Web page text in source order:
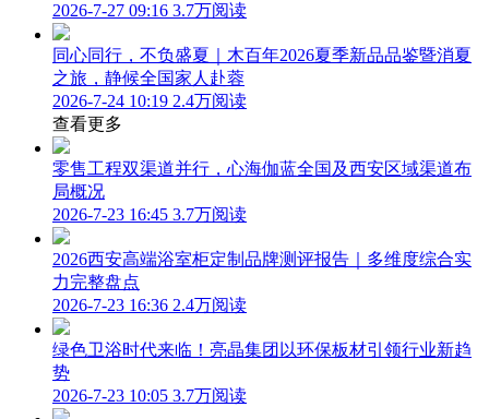
2026-7-27 09:16 3.7万阅读
同心同行，不负盛夏｜木百年2026夏季新品品鉴暨消夏
之旅，静候全国家人赴蓉
2026-7-24 10:19 2.4万阅读
查看更多
零售工程双渠道并行，心海伽蓝全国及西安区域渠道布
局概况
2026-7-23 16:45 3.7万阅读
2026西安高端浴室柜定制品牌测评报告｜多维度综合实
力完整盘点
2026-7-23 16:36 2.4万阅读
绿色卫浴时代来临！亮晶集团以环保板材引领行业新趋
势
2026-7-23 10:05 3.7万阅读